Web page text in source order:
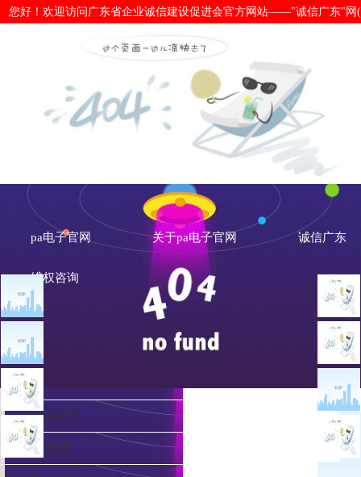
您好！欢迎访问广东省企业诚信建设促进会官方网站——"诚信广东"网
【企业调研】广东易百分文化传媒
pa电子官网 关于pa电子官网 诚信广东
维权咨询
企业典范
企业家典范
工作动态
工作动态